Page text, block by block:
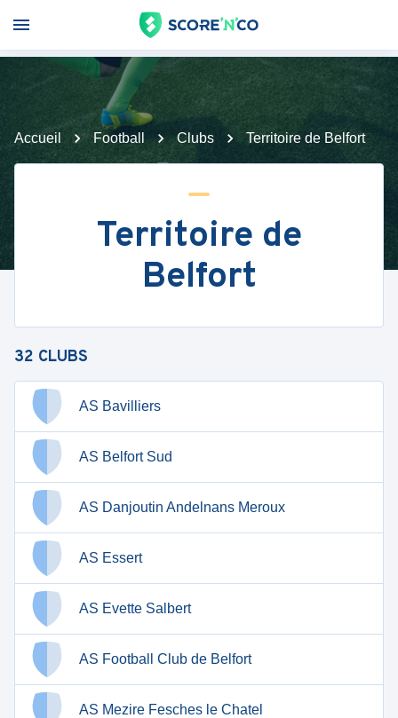
Accueil Football Clubs Territoire de Belfort
Territoire de
Belfort
32 CLUBS
AS Bavilliers
AS Belfort Sud
AS Danjoutin Andelnans Meroux
AS Essert
AS Evette Salbert
AS Football Club de Belfort
AS Mezire Fesches le Chatel